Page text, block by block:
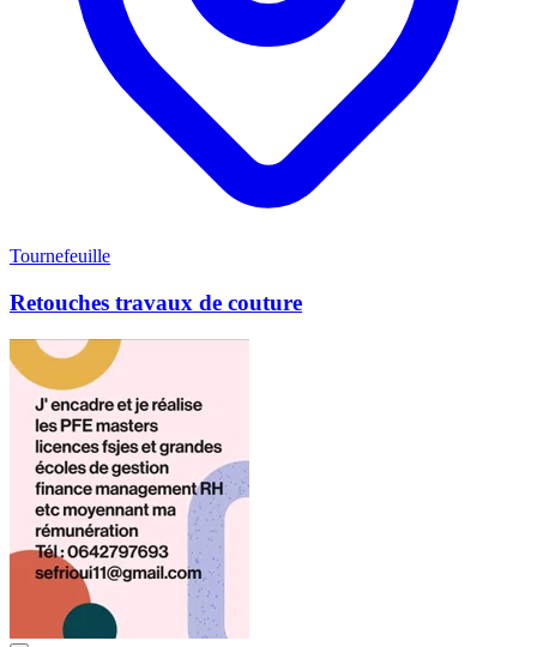
Tournefeuille
Retouches travaux de couture